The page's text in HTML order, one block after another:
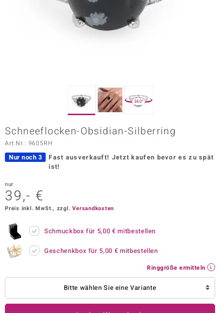
Vogue
Paraíso
360°
Schneeflocken-Obsidian-Silberring
Art.Nr.: 9605RH
Nur noch 3 Fast ausverkauft! Jetzt kaufen bevor es zu spät
ist!
nur
39,- €
Preis inkl. MwSt., zzgl.Versandkosten
Schmuckbox für 5,00 € mitbestellen
Geschenkbox für 5,00 € mitbestellen
Ringgröße ermitteln
Bitte wählen Sie eine Variante